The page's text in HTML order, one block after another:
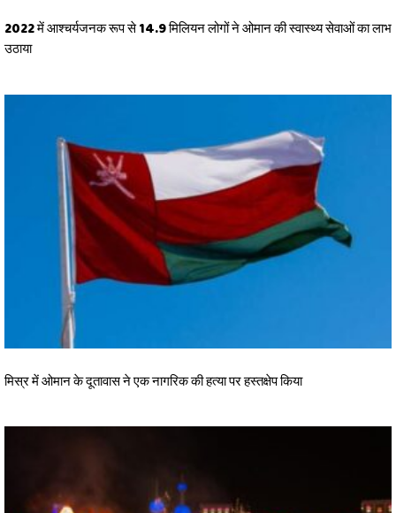
2022 में आश्चर्यजनक रूप से 14.9 मिलियन लोगों ने ओमान की स्वास्थ्य सेवाओं का लाभ
उठाया
मिस्र में ओमान के दूतावास ने एक नागरिक की हत्या पर हस्तक्षेप किया